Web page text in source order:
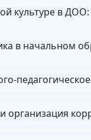
культуре в